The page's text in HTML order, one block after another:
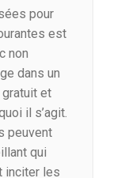
pour
est
non
dans un
et
il s’agit.
peuvent
qui
inciter les